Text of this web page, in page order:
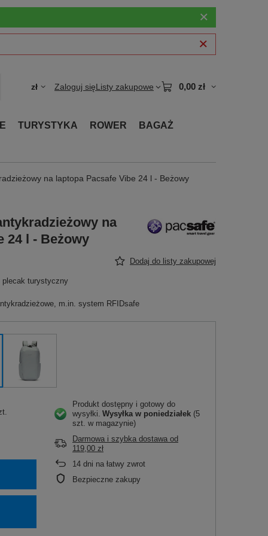
zł Zaloguj sięListy zakupowe 0,00 zł
TURYSTYKA ROWER BAGAŻ
na laptopa Pacsafe Vibe 24 l - Beżowy
na
24 l - Beżowy
Dodaj do listy zakupowej
plecak turystyczny
m.in. system RFIDsafe
Produkt dostępny i gotowy do
wysyłki Wysyłka w poniedziałek (5
szt. w magazynie)
Darmowa i szybka dostawa od
119,00 zł
14 dni na łatwy zwrot
Bezpieczne zakupy